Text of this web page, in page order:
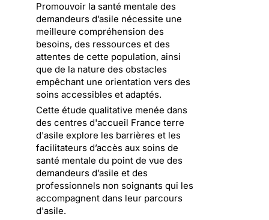
Promouvoir la santé mentale des
demandeurs d’asile nécessite une
meilleure compréhension des
besoins, des ressources et des
attentes de cette population, ainsi
que de la nature des obstacles
empêchant une orientation vers des
soins accessibles et adaptés.
Cette étude qualitative menée dans
des centres d'accueil France terre
d'asile explore les barrières et les
facilitateurs d’accès aux soins de
santé mentale du point de vue des
demandeurs d’asile et des
professionnels non soignants qui les
accompagnent dans leur parcours
d'asile.